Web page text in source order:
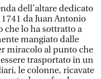
dell’altare dedicato
da Juan Antonio
che lo ha sottratto a
mangiato dalle
miracolo al punto che
trasportato in un
le colonne, ricavate